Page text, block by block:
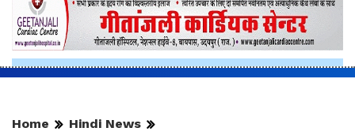
Home Hindi News